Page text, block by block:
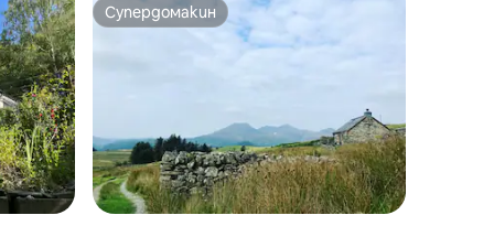
Супердомакин
Супердомакин